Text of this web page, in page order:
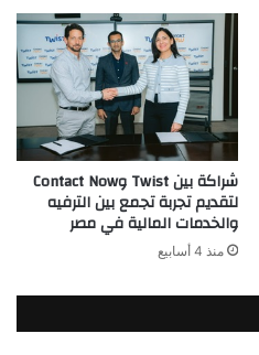
شراكة بين Twist وContact Now
لتقديم تجربة تجمع بين الترفيه
والخدمات المالية في مصر
منذ 4 أسابيع